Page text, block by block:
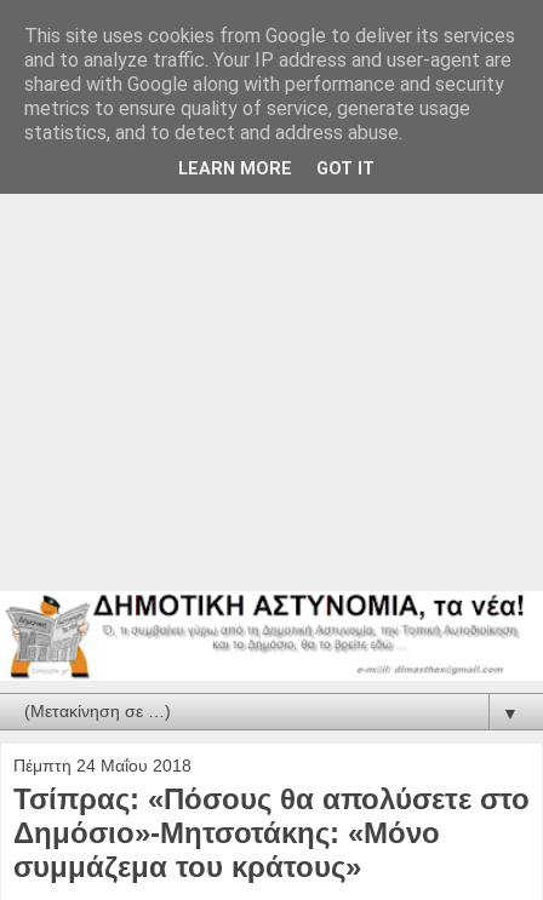
▼
Πέμπτη 24 Μαΐου 2018
Τσίπρας: «Πόσους θα απολύσετε στο
Δημόσιο»-Μητσοτάκης: «Μόνο
συμμάζεμα του κράτους»
This site uses cookies from Google to deliver its services
and to analyze traffic. Your IP address and user-agent are
shared with Google along with performance and security
metrics to ensure quality of service, generate usage
statistics, and to detect and address abuse.
LEARN MORE GOT IT